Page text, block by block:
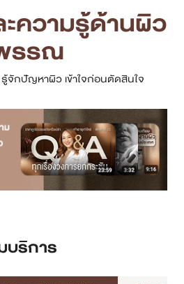
ความรู้ด้านผิว
รรณ
จักปัญหาผิว เข้าใจก่อนตัดสินใจ
บริการ